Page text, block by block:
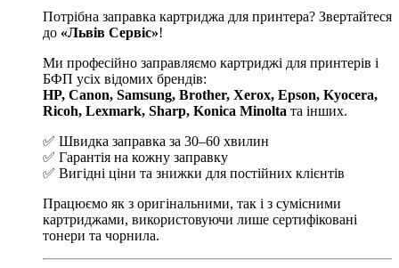
Потрібна заправка картриджа для принтера? Звертайтеся
до «Львів Сервіс»!
Ми професійно заправляємо картриджі для принтерів і
БФП усіх відомих брендів:
HP, Canon, Samsung, Brother, Xerox, Epson, Kyocera,
Ricoh, Lexmark, Sharp, Konica Minolta та інших.
✅ Швидка заправка за 30–60 хвилин
✅ Гарантія на кожну заправку
✅ Вигідні ціни та знижки для постійних клієнтів
Працюємо як з оригінальними, так і з сумісними
картриджами, використовуючи лише сертифіковані
тонери та чорнила.